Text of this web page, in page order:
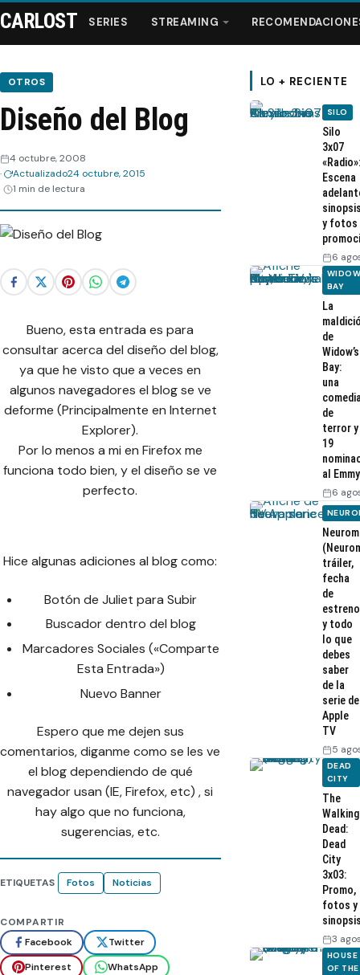
Series
Streaming
Recomendaciones
Webisodios
CARLOST SERIES STREAMING
OTROS
Diseño del Blog
4 octubre, 2008
Actualizado24 octubre, 2015
1 min de lectura
Bueno, esta entrada es para
consultar acerca del diseño del blog,
ya que he visto que a veces en
algunos navegadores el blog se ve
deforme (Principalmente en Internet
Explorer).
Por lo menos a mi en Firefox me
funciona todo bien, y el diseño se ve
perfecto.
Hice algunas adiciones al blog como:
Botón de Juliet para Subir
Buscador dentro del blog
Marcadores Sociales («Comparte
Esta Entrada»)
Nuevo Banner
Espero que me dejen sus
comentarios, diganme como se les ve
el blog dependiendo de qué
navegador usan (IE, Firefox, etc) , si
hay algo que no funciona,
sugerencias, etc.
ETIQUETAS Fotos Noticias
COMPARTIR
Facebook
Twitter
Pinterest
WhatsApp
LO + RECIENTE
SILO
Silo
3x07
«Radio»:
Escena
y fotos
6
BAY
La
de
Widow’s
Bay:
una
de
terror y
19
al Emmy
6
tráiler,
fecha
de
estreno
y todo
lo que
debes
saber
de la
serie de
Apple
TV
5
DEAD
CITY
The
Walking
Dead:
Dead
City
3x03:
Promo,
fotos y
3
HOUSE
OF THE